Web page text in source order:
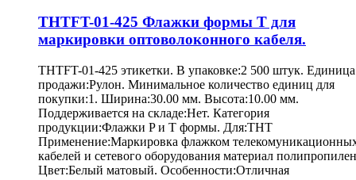
THTFT-01-425 Флажки формы Т для
маркировки оптоволоконного кабеля.
THTFT-01-425 этикетки. В упаковке:2 500 штук. Единица
продажи:Рулон. Минимальное количество единиц для
покупки:1. Ширина:30.00 мм. Высота:10.00 мм.
Поддерживается на складе:Нет. Категория
продукции:Флажки P и T формы. Для:THT
Применение:Маркировка флажком
кабелей и сетевого оборудования материал
Цвет:Белый матовый. Особенности:Отличная